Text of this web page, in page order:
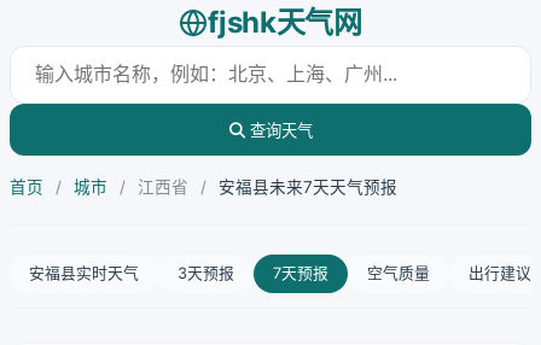
fjshk天气网
查询天气
首页 / 城市 / 江西省 / 安福县未来7天天气预报
安福县实时天气 3天预报 7天预报 空气质量 出行建议